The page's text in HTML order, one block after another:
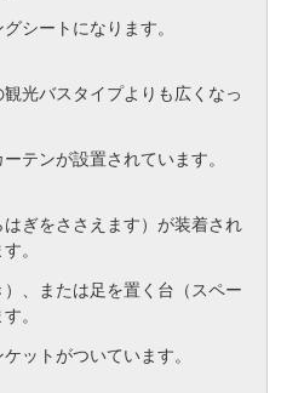
シートになります。
光バスタイプよりも広くなっ
テンが設置されています。
ぎをささえます）が装着され
。
、または足を置く台（スペー
。
ットがついています。